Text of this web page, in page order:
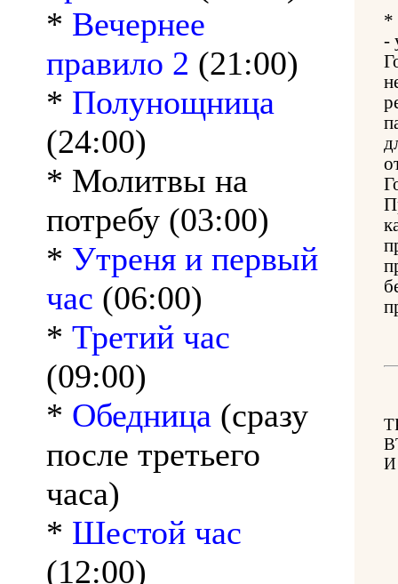
* Вечернее
правило 2 (21:00)
* Полунощница
(24:00)
* Молитвы на
потребу (03:00)
* Утреня и первый
час (06:00)
* Третий час
(09:00)
* Обедница (сразу
после третьего
часа)
* Шестой час
(12:00)
*
-